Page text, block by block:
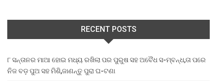
RECENT POSTS
୮ ସନ୍ତାନର ମାଆ ହୋଇ ମଧ୍ୟ ରଖିଲା ପର ପୁରୁଷ ସହ ଅବୈଧ ସ-ମ୍ବନ୍ଧ,ତା ପରେ
ନିଜ ବଡ଼ ପୁଅ ସହ ମିଶି,ଜାଣନ୍ତୁ ପୁରା ଘ-ଟଣା